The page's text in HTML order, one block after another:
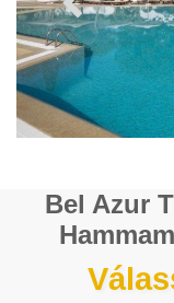
Bel Azur